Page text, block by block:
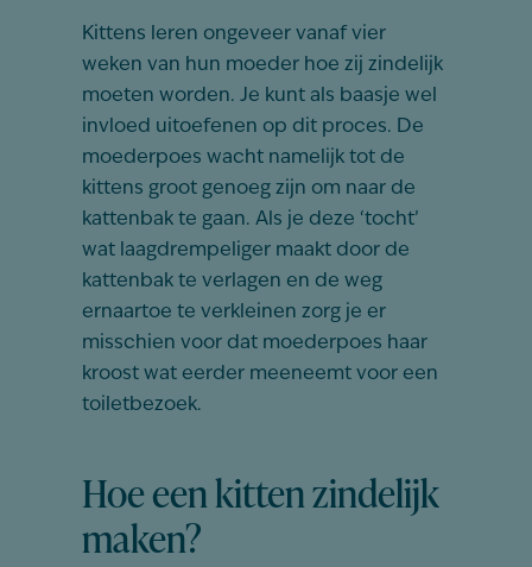
Kittens leren ongeveer vanaf vier
weken van hun moeder hoe zij zindelijk
moeten worden. Je kunt als baasje wel
invloed uitoefenen op dit proces. De
moederpoes wacht namelijk tot de
kittens groot genoeg zijn om naar de
kattenbak te gaan. Als je deze ‘tocht’
wat laagdrempeliger maakt door de
kattenbak te verlagen en de weg
ernaartoe te verkleinen zorg je er
misschien voor dat moederpoes haar
kroost wat eerder meeneemt voor een
toiletbezoek.
Hoe een kitten zindelijk
maken?